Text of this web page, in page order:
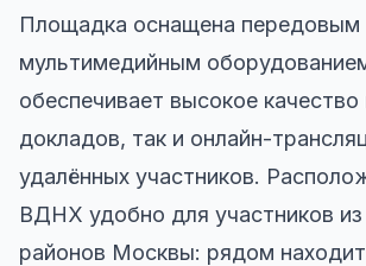
Площадка оснащена передовым
мультимедийным
обеспечивает высокое качество
докладов, так и онлайн-
удалённых участников.
ВДНХ удобно для участников
районов Москвы: рядом